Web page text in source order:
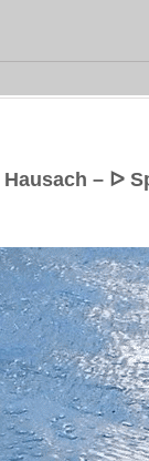
Hausach – ᐅ